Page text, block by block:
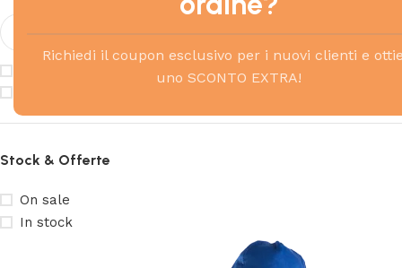
Richiedi il coupon esclusivo per i nuovi clienti e
uno SCONTO EXTRA!
SCALDABAGNO A POMPA DI CALORE
Stock & Offerte
On sale
In stock